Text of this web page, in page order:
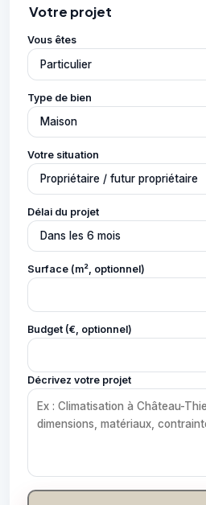
Votre projet
Vous êtes
Type de bien
Votre situation
Délai du projet
Surface (m², optionnel)
Budget (€, optionnel)
Décrivez votre projet